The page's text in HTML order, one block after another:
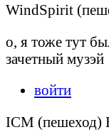
WindSpirit
о, я тоже тут
зачетный музэй
войти
ICM (пешеход)